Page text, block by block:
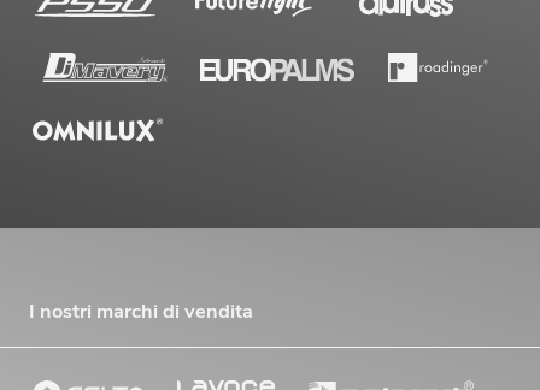
I nostri marchi di vendita